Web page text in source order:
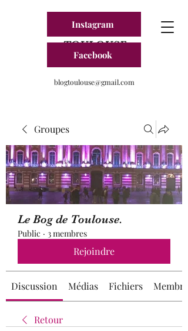
BLOG FRANCE
TOULOUSE
Instagram
Facebook
blogtoulouse@gmail.com
Groupes
Le Bog de Toulouse.
Public · 3 membres
Rejoindre
Discussion Médias Fichiers Membres
Retour